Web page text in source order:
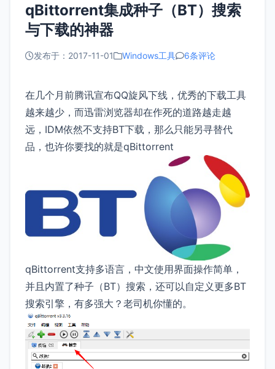
qBittorrent集成种子（BT）搜索
与下载的神器
发布于：2017-11-01 Windows工具 6条评论
在几个月前腾讯宣布QQ旋风下线，优秀的下载工具
越来越少，而迅雷浏览器却在作死的道路越走越
远，IDM依然不支持BT下载，那么只能另寻替代
品，也许你要找的就是qBittorrent
qBittorrent支持多语言，中文使用界面操作简单，
并且内置了种子（BT）搜索，还可以自定义更多BT
搜索引擎，有多强大？老司机你懂的。